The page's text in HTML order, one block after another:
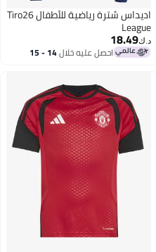
اديداس سُترة رياضية للأطفال Tiro26
League
د.ك‏18.49
احصل عليه خلال 14 - 15